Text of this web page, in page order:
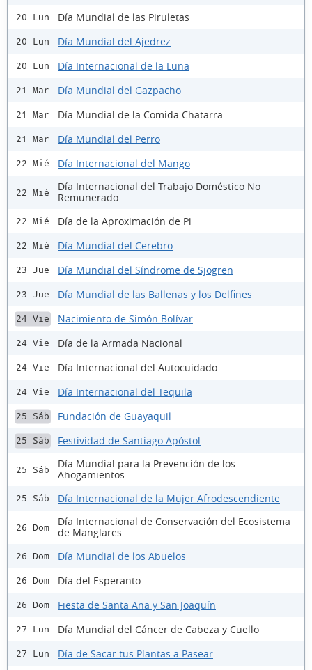
20 Lun Día Mundial de las Piruletas
20 Lun Día Mundial del Ajedrez
20 Lun Día Internacional de la Luna
21 Mar Día Mundial del Gazpacho
21 Mar Día Mundial de la Comida Chatarra
21 Mar Día Mundial del Perro
22 Mié Día Internacional del Mango
22 Mié
Día Internacional del Trabajo Doméstico No
Remunerado
22 Mié Día de la Aproximación de Pi
22 Mié Día Mundial del Cerebro
23 Jue Día Mundial del Síndrome de Sjögren
23 Jue Día Mundial de las Ballenas y los Delfines
24 Vie Nacimiento de Simón Bolívar
24 Vie Día de la Armada Nacional
24 Vie Día Internacional del Autocuidado
24 Vie Día Internacional del Tequila
25 Sáb Fundación de Guayaquil
25 Sáb Festividad de Santiago Apóstol
25 Sáb
Día Mundial para la Prevención de los
Ahogamientos
25 Sáb Día Internacional de la Mujer Afrodescendiente
26 Dom
Día Internacional de Conservación del Ecosistema
de Manglares
26 Dom Día Mundial de los Abuelos
26 Dom Día del Esperanto
26 Dom Fiesta de Santa Ana y San Joaquín
27 Lun Día Mundial del Cáncer de Cabeza y Cuello
27 Lun Día de Sacar tus Plantas a Pasear